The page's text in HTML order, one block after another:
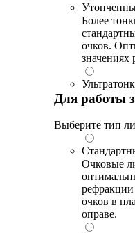
Более
очков.
значениях
Для работы
Выберите тип
Очковые
рефракции
очков в
оправе.